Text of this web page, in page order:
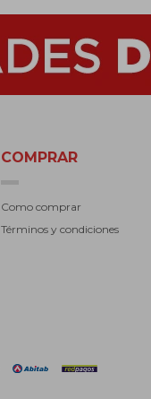
COMPRAR
Como comprar
Términos y condiciones